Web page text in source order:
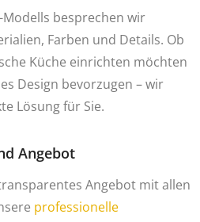
Modells besprechen wir
Farben und Details. Ob
Küche einrichten möchten
Design bevorzugen – wir
Lösung für Sie.
Angebot
Angebot mit allen
professionelle